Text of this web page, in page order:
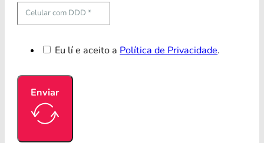
Eu lí e aceito a Política de Privacidade.
Enviar